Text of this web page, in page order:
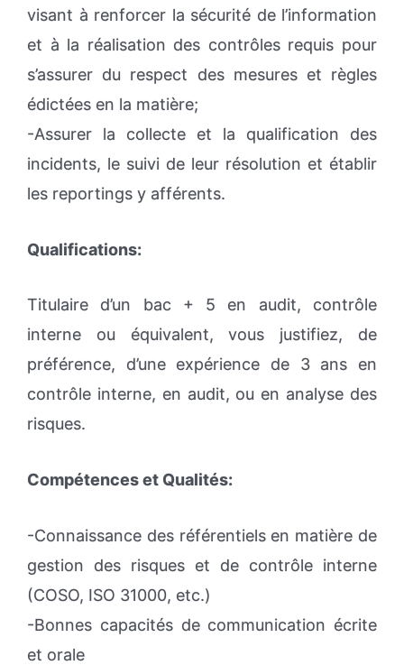
visant à renforcer la sécurité de l’information
et à la réalisation des contrôles requis pour
s’assurer du respect des mesures et règles
édictées en la matière;
-Assurer la collecte et la qualification des
incidents, le suivi de leur résolution et établir
les reportings y afférents.
Qualifications:
Titulaire d’un bac + 5 en audit, contrôle
interne ou équivalent, vous justifiez, de
préférence, d’une expérience de 3 ans en
contrôle interne, en audit, ou en analyse des
risques.
Compétences et Qualités:
-Connaissance des référentiels en matière de
gestion des risques et de contrôle interne
(COSO, ISO 31000, etc.)
-Bonnes capacités de communication écrite
et orale